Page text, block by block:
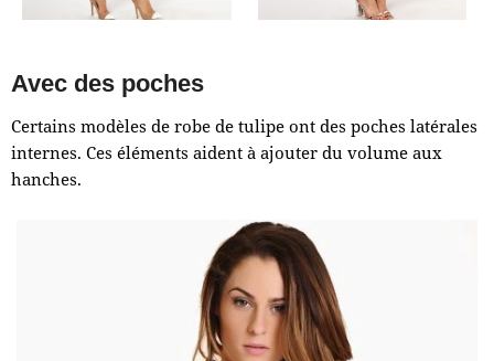
Avec des poches
Certains modèles de robe de tulipe ont des poches latérales
internes. Ces éléments aident à ajouter du volume aux
hanches.